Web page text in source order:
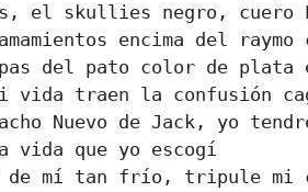
el skullies negro, cuero
encima del
del pato color de
vida traen la confusión
Nuevo de Jack, yo
vida que yo escogí
de mí tan frío, tripule mi